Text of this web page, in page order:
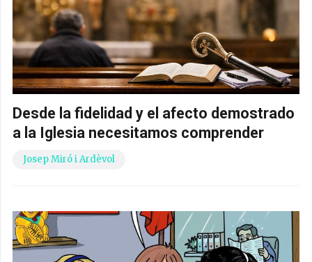
Desde la fidelidad y el afecto demostrado
a la Iglesia necesitamos comprender
Josep Miró i Ardèvol